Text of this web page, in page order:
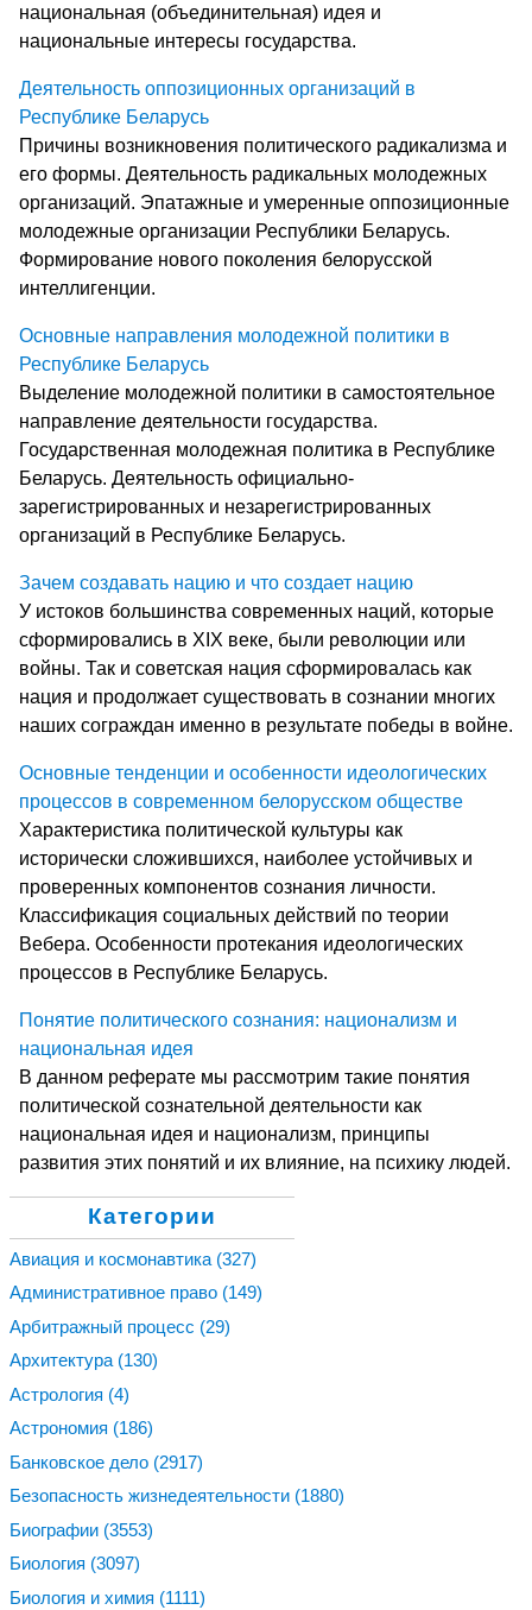
национальная (объединительная) идея и
национальные интересы государства.
Деятельность оппозиционных организаций в
Республике Беларусь
Причины возникновения политического радикализма и
его формы. Деятельность радикальных молодежных
организаций. Эпатажные и умеренные оппозиционные
молодежные организации Республики Беларусь.
Формирование нового поколения белорусской
интеллигенции.
Основные направления молодежной политики в
Республике Беларусь
Выделение молодежной политики в самостоятельное
направление деятельности государства.
Государственная молодежная политика в Республике
Беларусь. Деятельность официально-
зарегистрированных и незарегистрированных
организаций в Республике Беларусь.
Зачем создавать нацию и что создает нацию
У истоков большинства современных наций, которые
сформировались в XIX веке, были революции или
войны. Так и советская нация сформировалась как
нация и продолжает существовать в сознании многих
наших сограждан именно в результате победы в войне.
Основные тенденции и особенности идеологических
процессов в современном белорусском обществе
Характеристика политической культуры как
исторически сложившихся, наиболее устойчивых и
проверенных компонентов сознания личности.
Классификация социальных действий по теории
Вебера. Особенности протекания идеологических
процессов в Республике Беларусь.
Понятие политического сознания: национализм и
национальная идея
В данном реферате мы рассмотрим такие понятия
политической сознательной деятельности как
национальная идея и национализм, принципы
развития этих понятий и их влияние, на психику людей.
Категории
Авиация и космонавтика (327)
Административное право (149)
Арбитражный процесс (29)
Архитектура (130)
Астрология (4)
Астрономия (186)
Банковское дело (2917)
Безопасность жизнедеятельности (1880)
Биографии (3553)
Биология (3097)
Биология и химия (1111)